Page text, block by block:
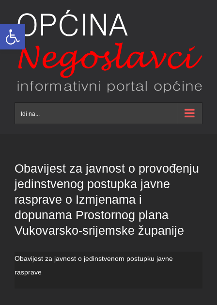
Open toolbar
content
Idi na...
Obavijest za javnost o provođenju
jedinstvenog postupka javne
rasprave o Izmjenama i
dopunama Prostornog plana
Vukovarsko-srijemske županije
Obavijest za javnost o jedinstvenom postupku javne
rasprave